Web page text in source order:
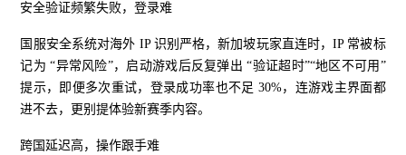
安全验证频繁失败，登录难
国服安全系统对海外 IP 识别严格，新加坡玩家直连时，IP 常被标
记为 “异常风险”，启动游戏后反复弹出 “验证超时”“地区不可用”
提示，即便多次重试，登录成功率也不足 30%，连游戏主界面都
进不去，更别提体验新赛季内容。
跨国延迟高，操作跟手难